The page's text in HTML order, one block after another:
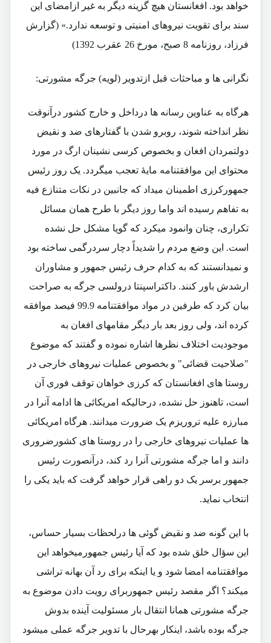
خواهد بود. افغانستان هیچ گزینه دیگر به غیر ازامضای این
سند برای تقویت نیروهای امنیتی و توسعه ندارد.» (گزارش
فرزاد، روزنامه 8 صبح، مورخ 26 عقرب 1392)
نگرانی ها و مباحثات قبل ازتدویر (لویه) جرگه مشورتی:
هرگاه به عناوین رسانه ها درداخل و خارج کشور درآنوقت
نظر انداخته شوند، روبرو شدن با گفتارهای ضد و نقیض
دولتمردان افغان و بخصوص کرسی نشینان ارگ در مورد
محتوای این موافقتنامه مایۀ تعجب میگردد. یک روز رئیس
جمهورکرزی اطمینان میداد که جانبین در نکات متنازع فیه
به تفاهم رسیده اند واما روز دیگر با طرح همان مسائل
تکراری، چنان وانمود میکرد که گویا مشکل حل نشده
است. این وضع مردم را شدیداً دچار سردرگمی ساخته بود
و نمیدانستند که به کدام حرف رئیس جمهور و مشاوران
ارشدش باور کنند. داکتراسپنتا درولسی جرگه به صراحت
بیان کرد که طرفین در مواد موافقتنامه 99.9 فیصد موافقه
کرده اند، ولی روز بعد بار دیگر مقامهای افغان به
موجودیت اختلاف نظرها اشاره نموده و گفتند که موضوع
"صلاحیت قضائی" و بخصوص عملیات نیروهای خارجی در
روستا های افغانستان که کرزی خواهان توقف فوری آن
است، تاهنوز حل نشده، درحالیکه امریکائی ها ادامه آنرا در
مبارزه علیه تروریزم یک ضرورت میدانند. هرگاه امریکائی
ها عملیات نیروهای خارجی را در روستا های کشورضروری
دانند و اما جرگه مشورتی آنرا رد کند، درآنصورت رئیس
جمهور برسر یک دو راهی قرار خواهد گرفت که باید یکی را
انتخاب نماید.
با این گونه ضد و نقیض گوئی ها درلحظات بسیار حساس،
این سؤال خلق شده بود که آیا رئیس جمهورمیخواهد این
موافقتنامه امضا شود و یا اینکه برای رد آن بهانه تراشی
میکند؟ اگر مقصد رئیس جمهوربرای رویت دادن موضوع به
جرگه مشورتی همانا انتقال بار مسئولیت آینده بدوش
جرگه بوده باشد، اینکار بهرحال با تدویر جرگه عملی میشود